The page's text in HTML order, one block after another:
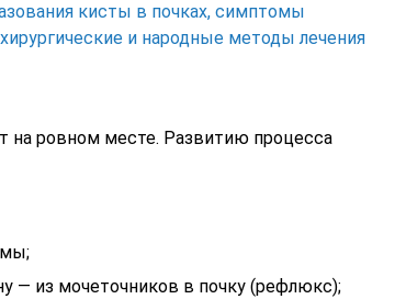
кисты в почках, симптомы
и народные методы лечения
на ровном месте. Развитию процесса
— из мочеточников в почку (рефлюкс);